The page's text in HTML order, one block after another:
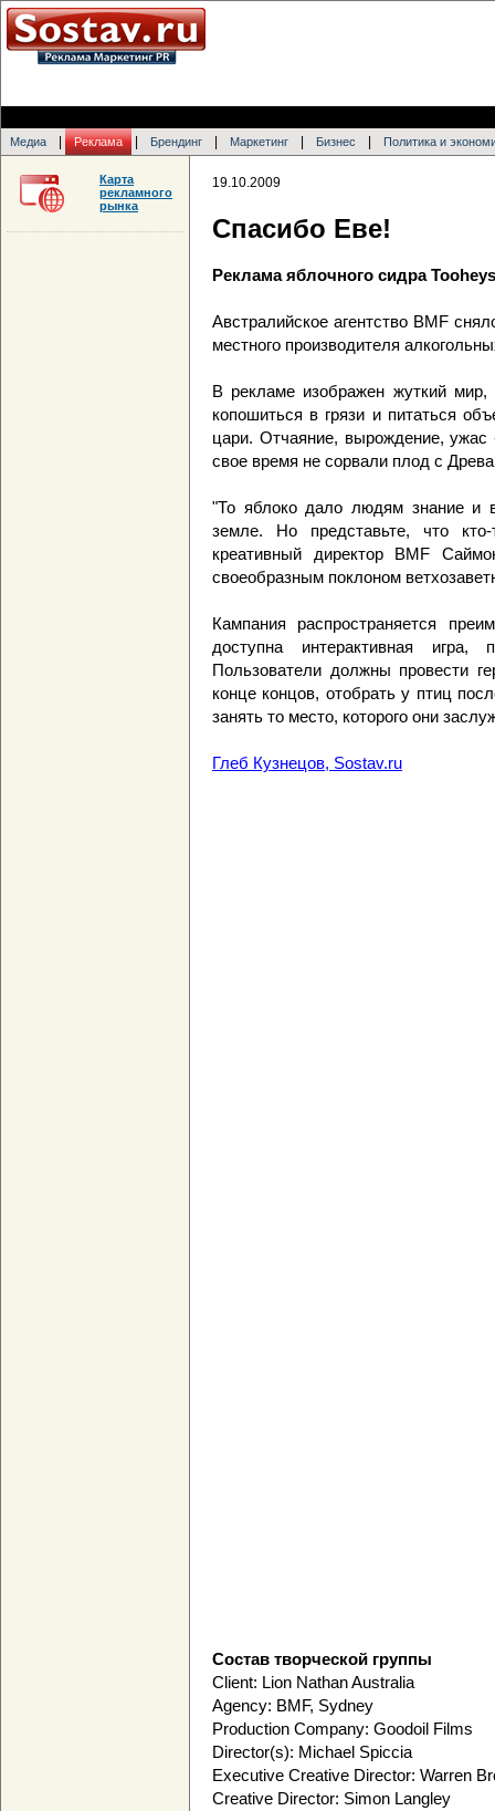
Медиа Реклама Брендинг Маркетинг Бизнес Политика и
19.10.2009
Спасибо Еве!
Реклама яблочного сидра
Австралийское агентство BMF
местного производителя
В рекламе изображен жуткий
копошиться в грязи и питаться
цари. Отчаяние, вырождение,
свое время не сорвали плод с
"То яблоко дало людям знание и
земле. Но представьте, что
креативный директор BMF
своеобразным поклоном
Кампания распространяется
доступна интерактивная
Пользователи должны провести
конце концов, отобрать у птиц
занять то место, которого они
Глеб Кузнецов, Sostav.ru
Состав творческой группы
Client: Lion Nathan Australia
Agency: BMF, Sydney
Production Company: Goodoil Films
Director(s): Michael Spiccia
Executive Creative Director: Warren
Creative Director: Simon Langley
Карта
рекламного
рынка